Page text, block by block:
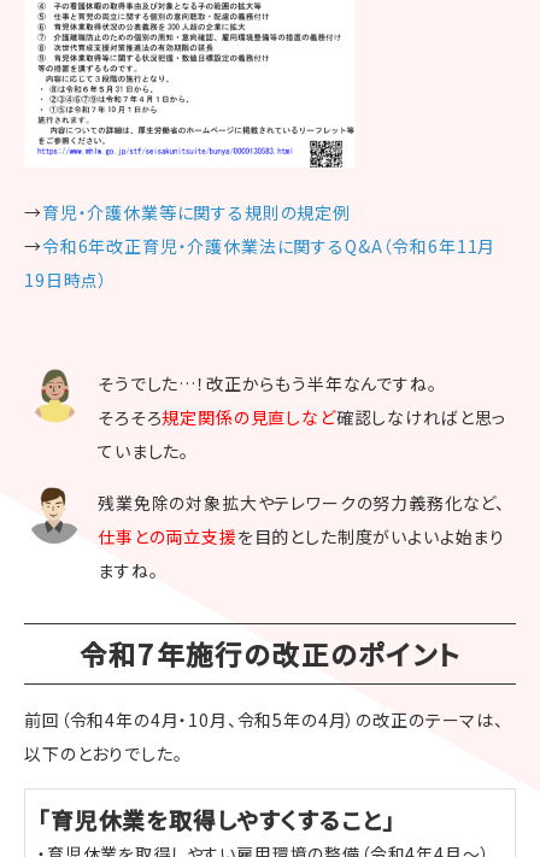
→育児・介護休業等に関する規則の規定例
→令和6年改正育児・介護休業法に関するQ&A（令和6年11月
19日時点）
そうでした…！改正からもう半年なんですね。
そろそろ規定関係の見直しなど確認しなければと思っ
ていました。
残業免除の対象拡大やテレワークの努力義務化など、
仕事との両立支援を目的とした制度がいよいよ始まり
ますね。
令和7年施行の改正のポイント
前回（令和4年の4月・10月、令和5年の4月）の改正のテーマは、
以下のとおりでした。
「育児休業を取得しやすくすること」